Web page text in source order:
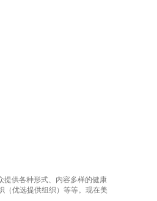
提供各种形式、内容多样的健康
（优选提供组织）等等。现在美